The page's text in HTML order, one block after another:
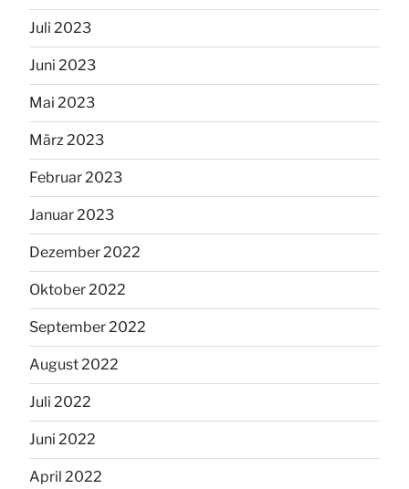
Juli 2023
Juni 2023
Mai 2023
März 2023
Februar 2023
Januar 2023
Dezember 2022
Oktober 2022
September 2022
August 2022
Juli 2022
Juni 2022
April 2022